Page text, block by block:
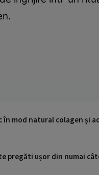
mod natural colagen și
pregăti ușor din numai